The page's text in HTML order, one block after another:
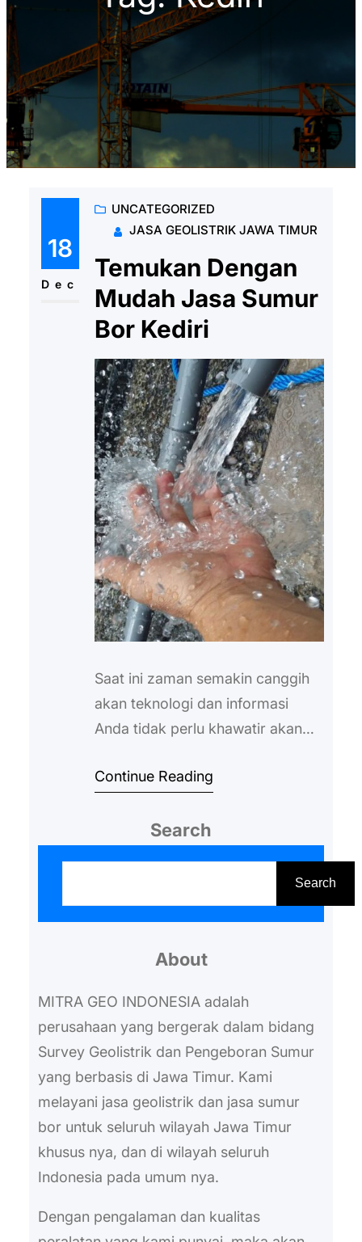
18
Dec
UNCATEGORIZED
JASA GEOLISTRIK JAWA TIMUR
Temukan Dengan
Mudah Jasa Sumur
Bor Kediri
Saat ini zaman semakin canggih
akan teknologi dan informasi
Anda tidak perlu khawatir akan
jasa sumur bor kediri. Sudah
ponsel pintar dengan begitu Anda
diinginkan untuk dicari. Termasuk
yang berkaitan dengan jasa
bermaksud untuk menggali tanah
mata…
Continue Reading
Search
Search
About
MITRA GEO INDONESIA adalah
perusahaan yang bergerak dalam bidang
Survey Geolistrik dan Pengeboran Sumur
yang berbasis di Jawa Timur. Kami
melayani jasa geolistrik dan jasa sumur
bor untuk seluruh wilayah Jawa Timur
khusus nya, dan di wilayah seluruh
Indonesia pada umum nya.
Dengan pengalaman dan kualitas